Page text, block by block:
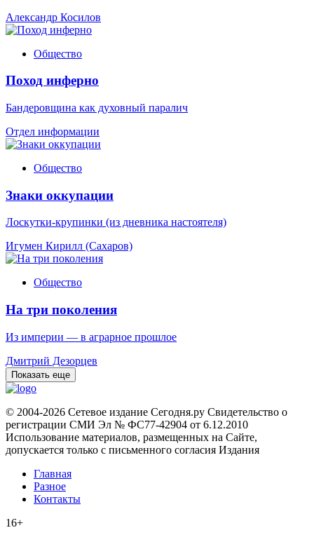
Александр Косилов
Общество
Поход инферно
Бандеровщина как духовный паралич
Отдел информации
Общество
Знаки оккупации
Лоскутки-крупинки (из дневника настоятеля)
Игумен Кирилл (Сахаров)
Общество
На три поколения
Из империи — в аграрное прошлое
Дмитрий Дезорцев
Показать еще
© 2004-2026 Сетевое издание Сегодня.ру Свидетельство о
регистрации СМИ Эл № ФС77-42904 от 6.12.2010
Использование материалов, размещенных на Сайте,
допускается только с письменного согласия Издания
Главная
Разное
Контакты
16+